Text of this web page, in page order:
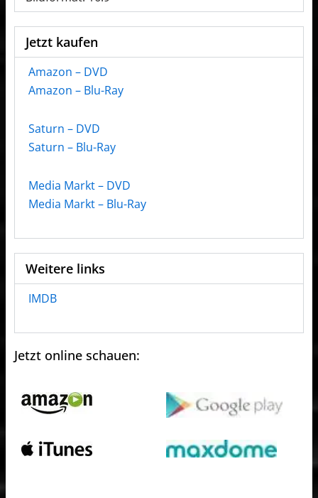
Jetzt kaufen
Amazon – DVD
Amazon – Blu-Ray
Saturn – DVD
Saturn – Blu-Ray
Media Markt – DVD
Media Markt – Blu-Ray
Weitere links
IMDB
Jetzt online schauen: